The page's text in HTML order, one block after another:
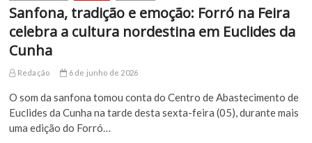
Sanfona, tradição e emoção: Forró na Feira
celebra a cultura nordestina em Euclides da
Cunha
Redação 6 de junho de 2026
O som da sanfona tomou conta do Centro de Abastecimento de
Euclides da Cunha na tarde desta sexta-feira (05), durante mais
uma edição do Forró…